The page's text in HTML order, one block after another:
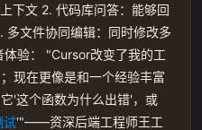
下文 2. 代码库问答：能够回
文件协同编辑：同时修改多
验： "Cursor改变了我的工
现在更像是和一个经验丰富
'这个函数为什么出错'，或
试'"——资深后端工程师王工